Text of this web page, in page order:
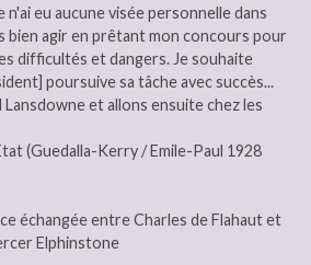
n'ai eu aucune visée personnelle dans
bien agir en prêtant mon concours pour
difficultés et dangers. Je souhaite
poursuive sa tâche avec succès...
et allons ensuite chez les
(Guedalla-Kerry / Emile-Paul 1928
échangée entre Charles de Flahaut et
Elphinstone